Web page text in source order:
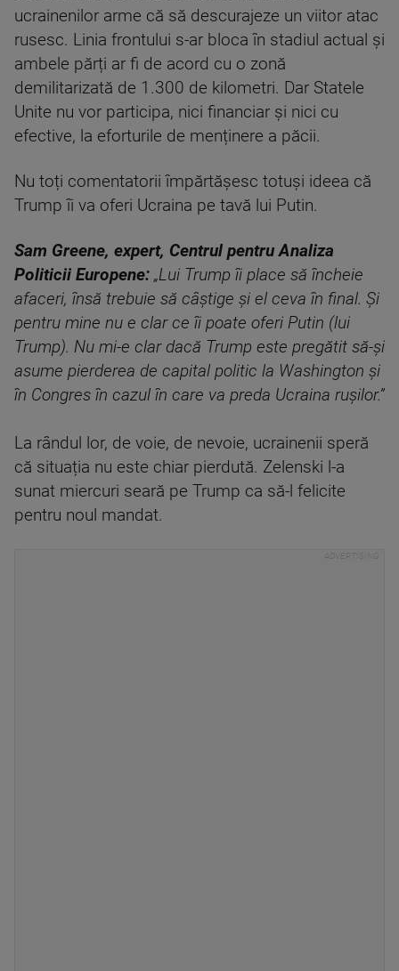
ucrainenilor arme că să descurajeze un viitor atac
rusesc. Linia frontului s-ar bloca în stadiul actual și
ambele părți ar fi de acord cu o zonă
demilitarizată de 1.300 de kilometri. Dar Statele
Unite nu vor participa, nici financiar și nici cu
efective, la eforturile de menținere a păcii.
Nu toți comentatorii împărtășesc totuși ideea că
Trump îi va oferi Ucraina pe tavă lui Putin.
Sam Greene, expert, Centrul pentru Analiza
Politicii Europene: „Lui Trump îi place să încheie
afaceri, însă trebuie să câștige și el ceva în final. Și
pentru mine nu e clar ce îi poate oferi Putin (lui
Trump). Nu mi-e clar dacă Trump este pregătit să-și
asume pierderea de capital politic la Washington și
în Congres în cazul în care va preda Ucraina rușilor.”
La rândul lor, de voie, de nevoie, ucrainenii speră
că situația nu este chiar pierdută. Zelenski l-a
sunat miercuri seară pe Trump ca să-l felicite
pentru noul mandat.